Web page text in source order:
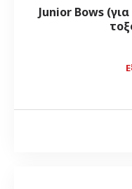
Junior Bows